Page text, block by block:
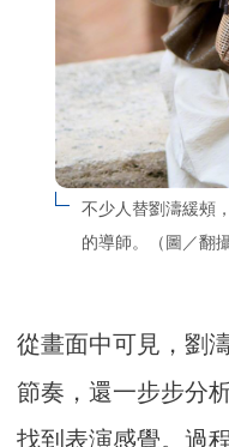
不少人替劉濤緩頰
的導師。（圖／翻
從畫面中可見，劉
節奏，還一步步分
找到表演感覺。過